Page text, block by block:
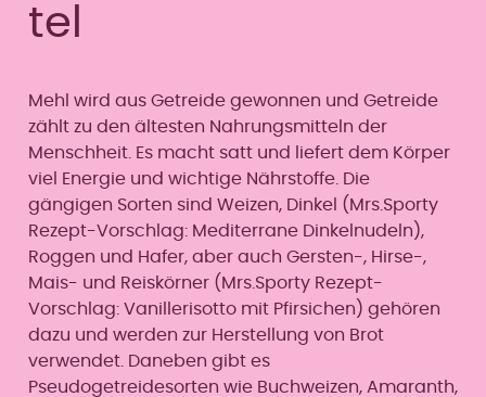
tel
Mehl wird aus Getreide gewonnen und Getreide
zählt zu den ältesten Nahrungsmitteln der
Menschheit. Es macht satt und liefert dem Körper
viel Energie und wichtige Nährstoffe. Die
gängigen Sorten sind Weizen, Dinkel (Mrs.Sporty
Rezept-Vorschlag: Mediterrane Dinkelnudeln),
Roggen und Hafer, aber auch Gersten-, Hirse-,
Mais- und Reiskörner (Mrs.Sporty Rezept-
Vorschlag: Vanillerisotto mit Pfirsichen) gehören
dazu und werden zur Herstellung von Brot
verwendet. Daneben gibt es
Pseudogetreidesorten wie Buchweizen, Amaranth,